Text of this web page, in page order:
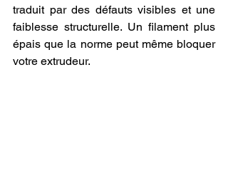
traduit par des défauts visibles et une
faiblesse structurelle. Un filament plus
épais que la norme peut même bloquer
votre extrudeur.